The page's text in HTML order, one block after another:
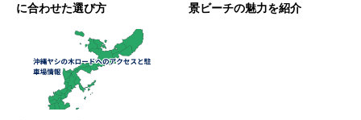
に合わせた選び方
景ビーチの魅力を紹介